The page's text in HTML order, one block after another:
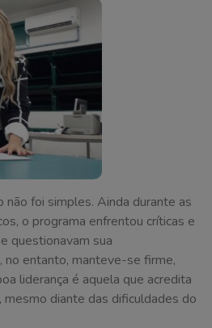
foi simples. Ainda durante as
o programa enfrentou críticas e
questionavam sua
no entanto, manteve-se firme,
liderança é aquela que acredita
mesmo diante das dificuldades do